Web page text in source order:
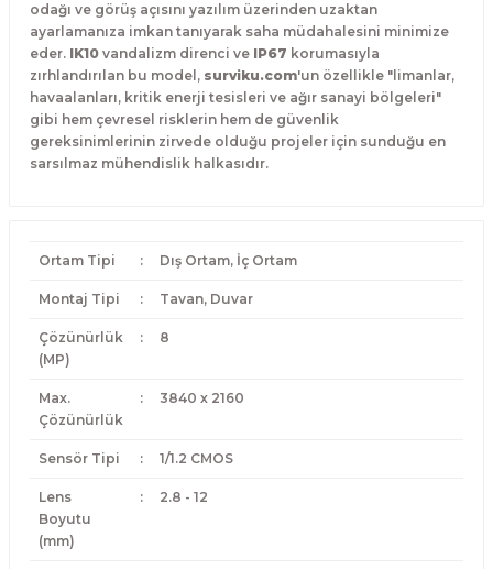
odağı ve görüş açısını yazılım üzerinden uzaktan
ayarlamanıza imkan tanıyarak saha müdahalesini minimize
eder. IK10 vandalizm direnci ve IP67 korumasıyla
zırhlandırılan bu model, surviku.com'un özellikle "limanlar,
havaalanları, kritik enerji tesisleri ve ağır sanayi bölgeleri"
gibi hem çevresel risklerin hem de güvenlik
gereksinimlerinin zirvede olduğu projeler için sunduğu en
sarsılmaz mühendislik halkasıdır.
Ortam Tipi : Dış Ortam, İç Ortam
Montaj Tipi : Tavan, Duvar
Çözünürlük
(MP)
: 8
Max.
Çözünürlük
: 3840 x 2160
Sensör Tipi : 1/1.2 CMOS
Lens
Boyutu
(mm)
: 2.8 - 12